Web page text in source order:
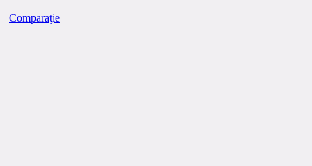
Comparaţie